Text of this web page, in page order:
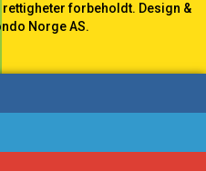
rettigheter forbeholdt. Design &
Norge AS.